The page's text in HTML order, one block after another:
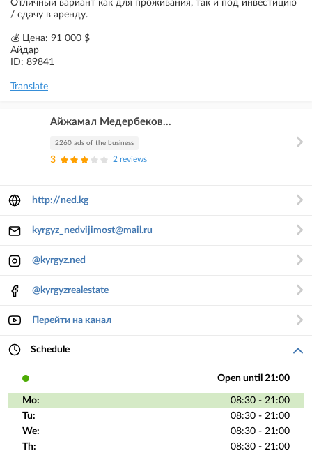
Отличный вариант как для проживания, так и под инвестицию
/ сдачу в аренду.
💰 Цена: 91 000 $
Айдар
ID: 89841
Translate
Айжамал Медербеков...
2260 ads of the business
3 2 reviews
http://ned.kg
kyrgyz_nedvijimost@mail.ru
@kyrgyz.ned
@kyrgyzrealestate
Перейти на канал
Schedule
Open until 21:00
Mo:
08:30 - 21:00
Tu:
08:30 - 21:00
We:
08:30 - 21:00
Th:
08:30 - 21:00